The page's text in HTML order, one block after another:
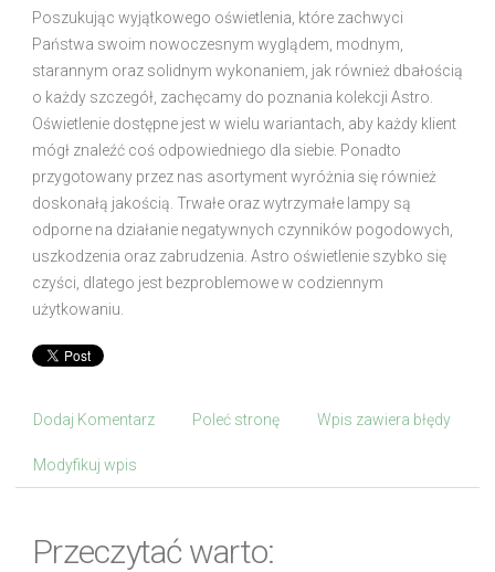
Poszukując wyjątkowego oświetlenia, które zachwyci
Państwa swoim nowoczesnym wyglądem, modnym,
starannym oraz solidnym wykonaniem, jak również dbałością
o każdy szczegół, zachęcamy do poznania kolekcji Astro.
Oświetlenie dostępne jest w wielu wariantach, aby każdy klient
mógł znaleźć coś odpowiedniego dla siebie. Ponadto
przygotowany przez nas asortyment wyróżnia się również
doskonałą jakością. Trwałe oraz wytrzymałe lampy są
odporne na działanie negatywnych czynników pogodowych,
uszkodzenia oraz zabrudzenia. Astro oświetlenie szybko się
czyści, dlatego jest bezproblemowe w codziennym
użytkowaniu.
Dodaj Komentarz Poleć stronę Wpis zawiera błędy
Modyfikuj wpis
Przeczytać warto: